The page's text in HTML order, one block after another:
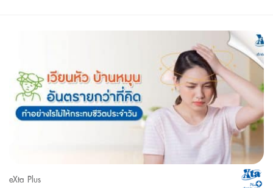
eXta Plus